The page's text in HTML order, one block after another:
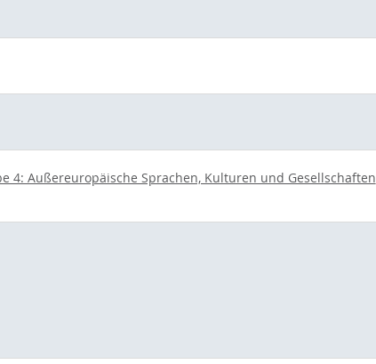
4: Außereuropäische Sprachen, Kulturen und Gesellschaften